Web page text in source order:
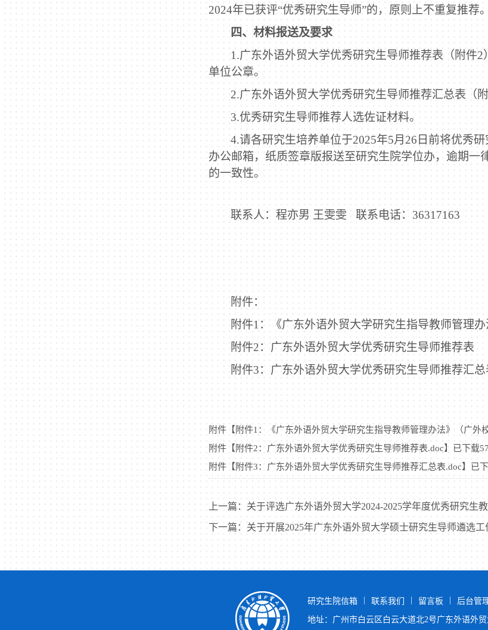
2024年已获评“优秀研究生导师”的，原则上不重复推荐。
四、材料报送及要求
1.广东外语外贸大学优秀研究生导师推荐表（附件2
单位公章。
2.广东外语外贸大学优秀研究生导师推荐汇总表（
3.优秀研究生导师推荐人选佐证材料。
4.请各研究生培养单位于2025年5月 26 日前将优秀
办公邮箱，纸质签章版报送至研究生院学位办，逾期
的一致性。
联系人：程亦男 王雯雯 联系电话： 36317163
附件：
附件1 ：《广东外语外贸大学研究生指导教师管理
附件2：广东外语外贸大学优秀研究生导师推荐表
附件3：广东外语外贸大学优秀研究生导师推荐汇总
附件【 附件1：《广东外语外贸大学研究生指导教师管理办法》（广外
附件【 附件2：广东外语外贸大学优秀研究生导师推荐表.doc】已下载
附件【 附件3：广东外语外贸大学优秀研究生导师推荐汇总表.doc】已
上一篇： 关于评选广东外语外贸大学2024-2025学年度优秀研究生
下一篇： 关于开展2025年广东外语外贸大学硕士研究生导师遴选工
研究生院信箱 联系我们 留言板 后台管
地址：广州市白云区白云大道北2号广东外语外